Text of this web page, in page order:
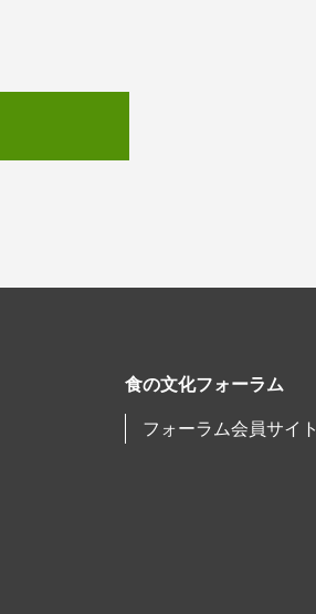
食の文化フォーラム
フォーラム会員サイト